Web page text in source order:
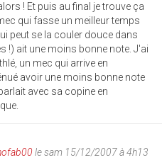
! Et puis au final je trouve ça
qui fasse un meilleur temps
peut se la couler douce dans
!) ait une moins bonne note. J'ai
un mec qui arrive en
avoir une moins bonne note
avec sa copine en
le sam 15/12/2007 à 4h13